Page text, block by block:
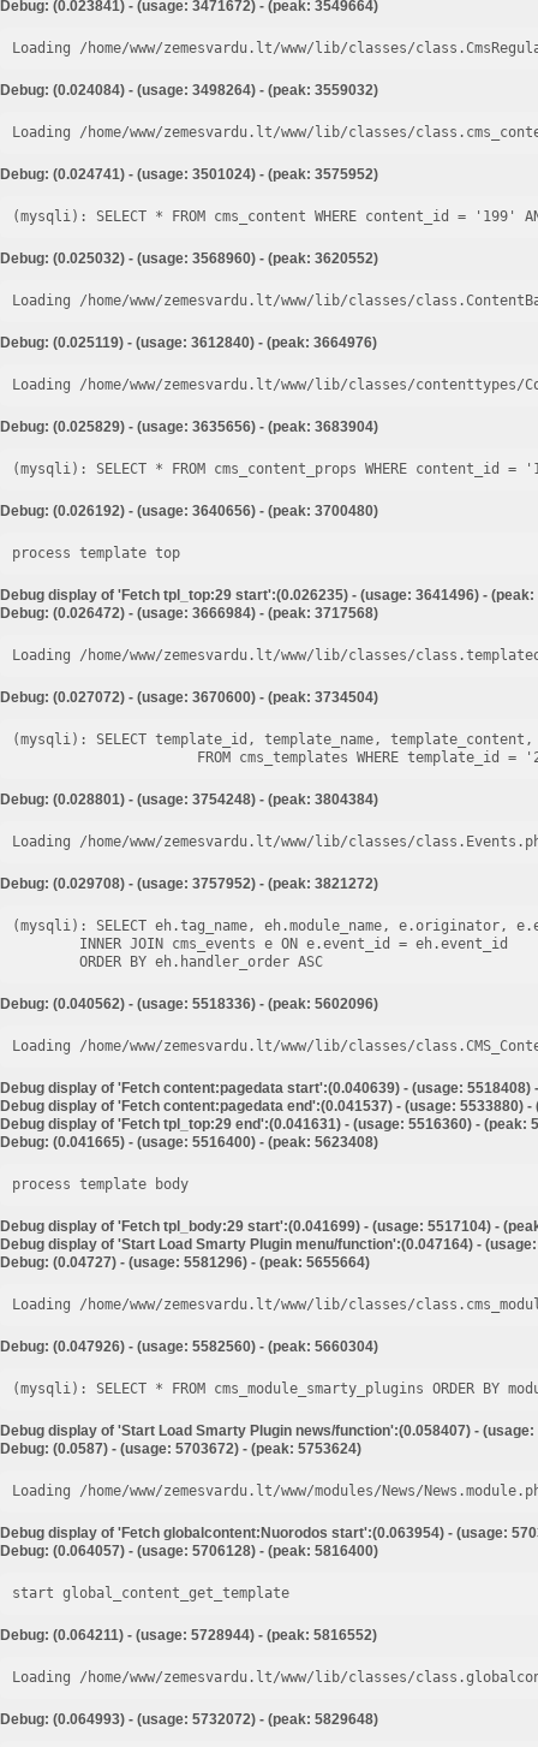
Debug: (0.023841) - (usage: 3471672) - (peak: 3549664)
Loading /home/www/zemesvardu.lt/www/lib/classes/
Debug: (0.024084) - (usage: 3498264) - (peak: 3559032)
Loading /home/www/zemesvardu.lt/www/lib/classes/
Debug: (0.024741) - (usage: 3501024) - (peak: 3575952)
Debug: (0.025032) - (usage: 3568960) - (peak: 3620552)
Loading /home/www/zemesvardu.lt/www/lib/classes/
Debug: (0.025119) - (usage: 3612840) - (peak: 3664976)
Loading /home/www/zemesvardu.lt/www/lib/classes/
Debug: (0.025829) - (usage: 3635656) - (peak: 3683904)
Debug: (0.026192) - (usage: 3640656) - (peak: 3700480)
process template top
Debug display of 'Fetch tpl_top:29 start':(0.026235) - (usage: 3641496) - (peak:
Debug: (0.026472) - (usage: 3666984) - (peak: 3717568)
Loading /home/www/zemesvardu.lt/www/lib/classes/
Debug: (0.027072) - (usage: 3670600) - (peak: 3734504)
(mysqli): SELECT template_id, template_name,
Debug: (0.028801) - (usage: 3754248) - (peak: 3804384)
Loading /home/www/zemesvardu.lt/www/lib/classes/
Debug: (0.029708) - (usage: 3757952) - (peak: 3821272)
(mysqli): SELECT eh.tag_name, eh.module_name, e.originator,
Debug: (0.040562) - (usage: 5518336) - (peak: 5602096)
Loading /home/www/zemesvardu.lt/www/lib/classes/
Debug display of 'Fetch content:pagedata start':(0.040639) - (usage: 5518408)
Debug display of 'Fetch content:pagedata end':(0.041537) - (usage: 5533880) -
Debug display of 'Fetch tpl_top:29 end':(0.041631) - (usage: 5516360) - (peak:
Debug: (0.041665) - (usage: 5516400) - (peak: 5623408)
process template body
Debug display of 'Fetch tpl_body:29 start':(0.041699) - (usage: 5517104) -
Debug display of 'Start Load Smarty Plugin menu/function':(0.047164) -
Debug: (0.04727) - (usage: 5581296) - (peak: 5655664)
Loading /home/www/zemesvardu.lt/www/lib/classes/
Debug: (0.047926) - (usage: 5582560) - (peak: 5660304)
Debug display of 'Start Load Smarty Plugin news/function':(0.058407) -
Debug: (0.0587) - (usage: 5703672) - (peak: 5753624)
Loading /home/www/zemesvardu.lt/www/modules/News/
Debug display of 'Fetch globalcontent:Nuorodos start':(0.063954) - (usage:
Debug: (0.064057) - (usage: 5706128) - (peak: 5816400)
start global_content_get_template
Debug: (0.064211) - (usage: 5728944) - (peak: 5816552)
Loading /home/www/zemesvardu.lt/www/lib/classes/
Debug: (0.064993) - (usage: 5732072) - (peak: 5829648)